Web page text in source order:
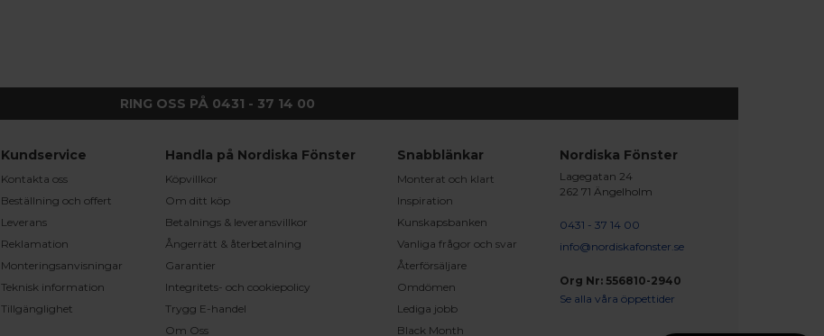
RING OSS PÅ 0431 - 37 14 00
Kundservice
Kontakta oss
Beställning och offert
Leverans
Reklamation
Monteringsanvisningar
Teknisk information
Tillgänglighet
Handla på Nordiska Fönster
Köpvillkor
Om ditt köp
Betalnings & leveransvillkor
Ångerrätt & återbetalning
Garantier
Integritets- och cookiepolicy
Trygg E-handel
Om Oss
Snabblänkar
Monterat och klart
Inspiration
Kunskapsbanken
Vanliga frågor och svar
Återförsäljare
Omdömen
Lediga jobb
Black Month
Nordiska Fönster
Lagegatan 24
262 71 Ängelholm
0431 - 37 14 00
info@nordiskafonster.se
Org Nr: 556810-2940
Se alla våra öppettider